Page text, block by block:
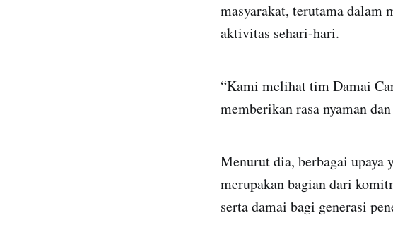
masyarakat, terutama dalam
aktivitas sehari-hari.
“Kami melihat tim Damai
memberikan rasa nyaman
Menurut dia, berbagai upaya
merupakan bagian dari
serta damai bagi generasi